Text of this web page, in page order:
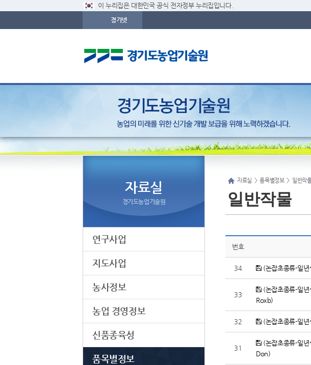
이 누리집은 대한민국 공식 전자정부 누리집입니다.
경기넷
자료실 > 품목별정보 > 일반작
일반작물
번호
34 (논잡초종류-일년
33
(논잡초종류-일
Roxb)
32 (논잡초종류-일년
31
(논잡초종류-일년
Don)
경기도농업기술원
자료실
연구사업
지도사업
농사정보
농업 경영정보
신품종육성
품목별정보